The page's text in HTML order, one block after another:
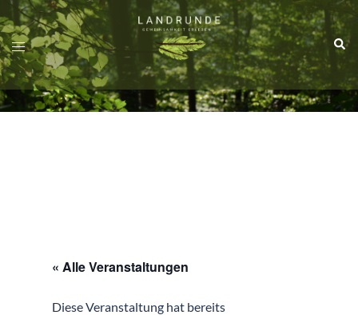
Zum
Inhalt
springen
« Alle Veranstaltungen
Diese Veranstaltung hat bereits